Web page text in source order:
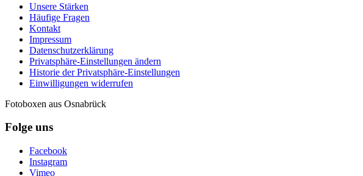
Unsere Stärken
Häufige Fragen
Kontakt
Impressum
Datenschutzerklärung
Privatsphäre-Einstellungen ändern
Historie der Privatsphäre-Einstellungen
Einwilligungen widerrufen
Fotoboxen aus Osnabrück
Folge uns
Facebook
Instagram
Vimeo